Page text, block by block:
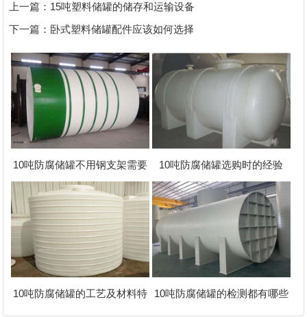
上一篇： 15吨塑料储罐的储存和运输设备
下一篇： 卧式塑料储罐配件应该如何选择
10吨防腐储罐不用钢支架需要 10吨防腐储罐选购时的经验
10吨防腐储罐的工艺及材料特 10吨防腐储罐的检测都有哪些